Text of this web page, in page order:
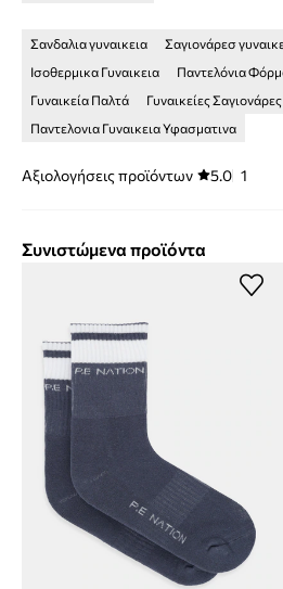
Σανδαλια γυναικεια Σαγιονάρεσ
Ισοθερμικα Γυναικεια
Παντελόνια
Γυναικεία Παλτά
Γυναικείες Σαγιονάρες
Παντελονια Γυναικεια Υφασματινα
Αξιολογήσεις προϊόντων 5.0 1
Συνιστώμενα προϊόντα